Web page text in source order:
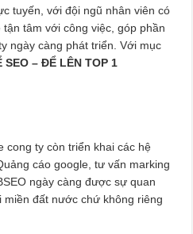
tuyến, với đội ngũ nhân viên có
tâm với công việc, góp phần
ngày càng phát triển. Với mục
SEO – ĐỂ LÊN TOP 1
cong ty còn triển khai các hệ
cáo google, tư vấn marking
ngày càng được sự quan
miền đất nước chứ không riêng